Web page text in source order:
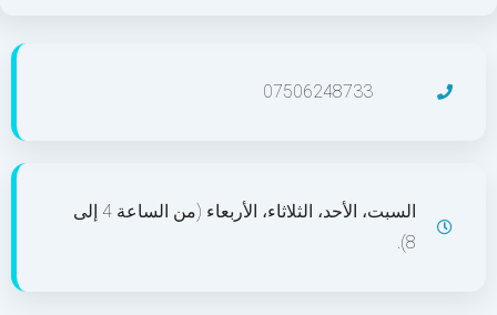
07506248733
السبت، الأحد، الثلاثاء، الأربعاء (من الساعة 4 إلى
8).